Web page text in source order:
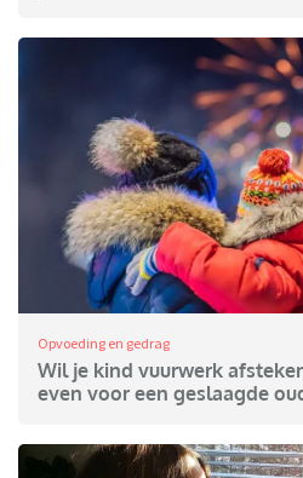
Opvoeding en gedrag
Wil je kind vuurwerk
even voor een geslaagde